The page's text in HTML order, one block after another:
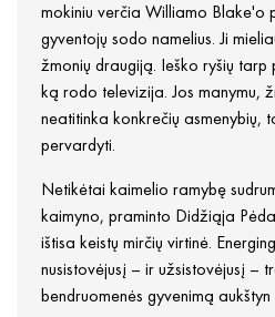
mokiniu verčia Williamo Blake'o
gyventojų sodo namelius. Ji
žmonių draugiją. Ieško ryšių tarp
ką rodo televizija. Jos manymu,
neatitinka konkrečių asmenybių,
pervardyti.
Netikėtai kaimelio ramybę
kaimyno, praminto Didžiąja
ištisa keistų mirčių virtinė.
nusistovėjusį – ir užsistovėjusį –
bendruomenės gyvenimą aukštyn